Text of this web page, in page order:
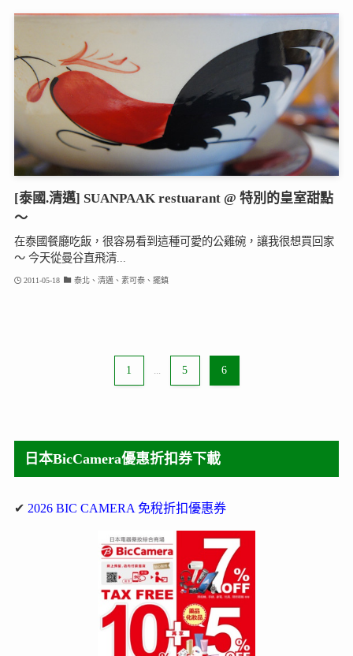
[泰國.清邁] SUANPAAK restuarant @ 特別的皇室甜點
～
在泰國餐廳吃飯，很容易看到這種可愛的公雞碗，讓我很想買回家
～ 今天從曼谷直飛清...
2011-05-18 泰北、清邁、素可泰、擺鎮
1 5 6
日本BicCamera優惠折扣券下載
✔ 2026 BIC CAMERA 免稅折扣優惠券